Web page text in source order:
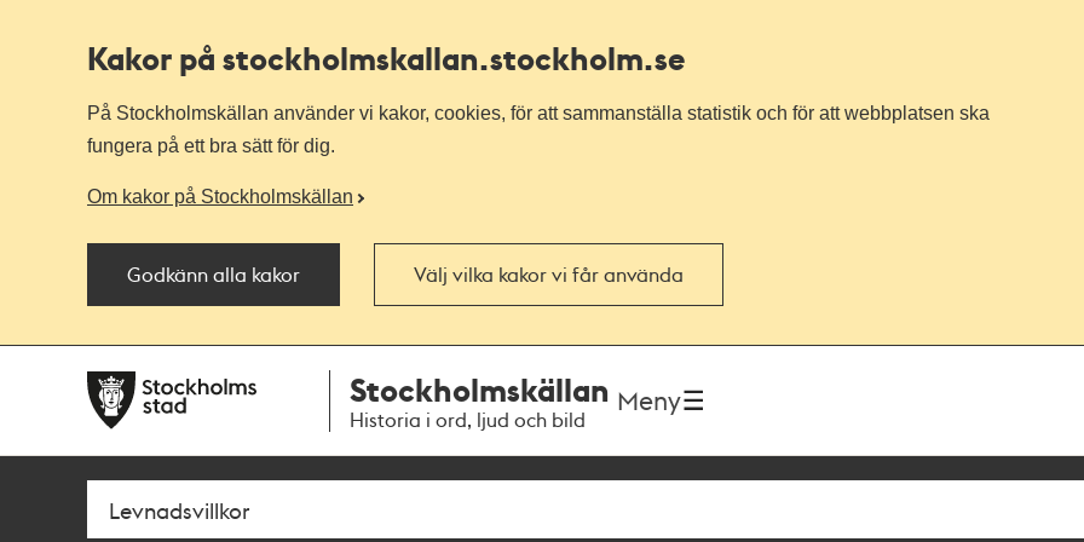
Kakor på stockholmskallan.stockholm.se
På Stockholmskällan använder vi kakor, cookies, för att sammanställa statistik och för att webbplatsen ska
fungera på ett bra sätt för dig.
Om kakor på Stockholmskällan
Godkänn alla kakor Välj vilka kakor vi får använda
navigationen
huvudinnehållet
Stockholmskällan
Historia i ord, ljud och bild
Meny
Sök